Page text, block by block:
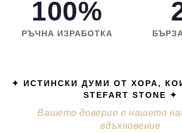
100%
РЪЧНА ИЗРАБОТКА
✦ ИСТИНСКИ ДУМИ ОТ ХОРА,
STEFART STONE ✦
Вашето доверие е нашето
вдъхновение